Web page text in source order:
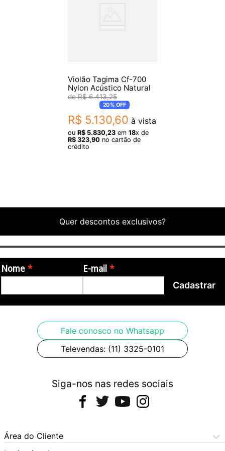
Escala: Maple Escurecido (Dark Maple)
Tarraxas: Clássicas Niqueladas 3+3
Violão Tagima Cf-700
Nylon Acústico Natural
R$ 6.413,25
20%OFF
R$ 5.130,60 à vista
ou R$ 5.830,23 em 18x de
R$ 323,90 no cartão de
crédito
Quer descontos exclusivos?
Nome E-mail
Cadastrar
Fale conosco no Whatsapp
Televendas: (11) 3325-0101
Siga-nos nas redes sociais
Área do Cliente